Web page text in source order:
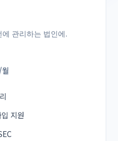
관리하는 법인에.
/월
지원